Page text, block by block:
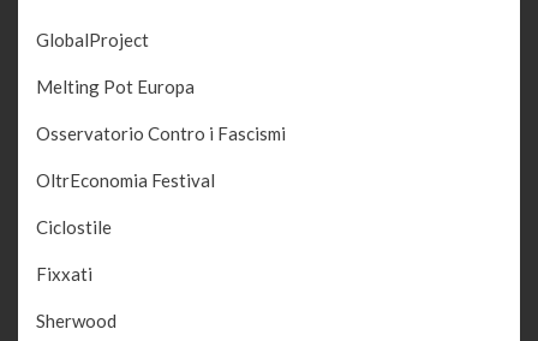
GlobalProject
Melting Pot Europa
Osservatorio Contro i Fascismi
OltrEconomia Festival
Ciclostile
Fixxati
Sherwood